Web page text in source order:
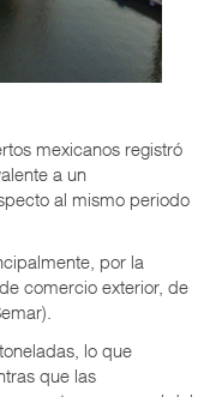
mexicanos registró
a un
al mismo periodo
por la
comercio exterior, de
lo que
que las